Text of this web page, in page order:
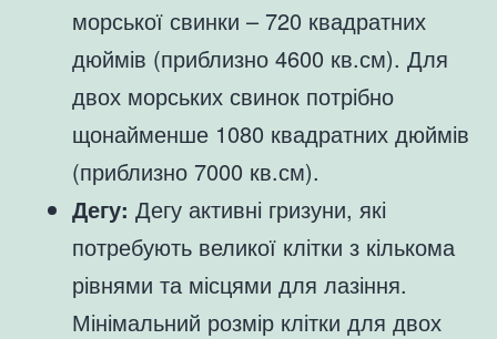
морської свинки – 720 квадратних
дюймів (приблизно 4600 кв.см). Для
двох морських свинок потрібно
щонайменше 1080 квадратних дюймів
(приблизно 7000 кв.см).
Дегу: Дегу активні гризуни, які
потребують великої клітки з кількома
рівнями та місцями для лазіння.
Мінімальний розмір клітки для двох